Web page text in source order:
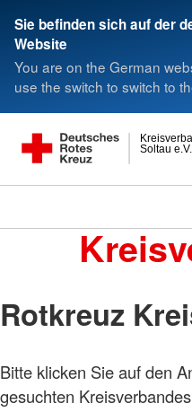
Sie befinden sich auf der
Website
You are on the German
use the switch to switch to
Soltau e.V.
Rotkreuz
Bitte klicken Sie auf den
gesuchten